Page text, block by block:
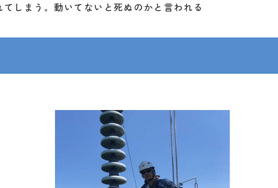
しまう。動いてないと死ぬのかと言われる